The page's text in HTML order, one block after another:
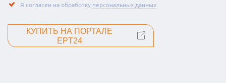
Я согласен на обработку персональных данных
КУПИТЬ НА ПОРТАЛЕ
EPT24